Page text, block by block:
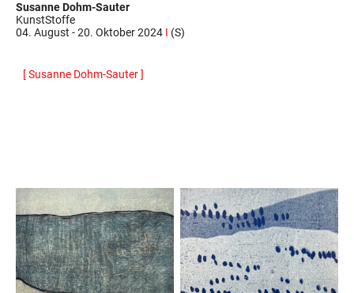
Susanne Dohm-Sauter
KunstStoffe
04. August - 20. Oktober 2024 I (S)
[ Susanne Dohm-Sauter ]